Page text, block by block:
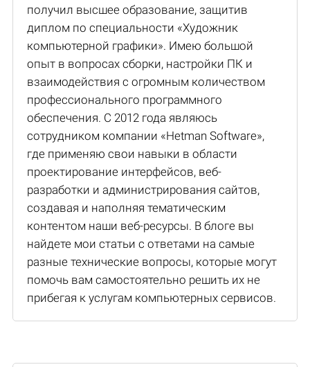
получил высшее образование, защитив
диплом по специальности «Художник
компьютерной графики». Имею большой
опыт в вопросах сборки, настройки ПК и
взаимодействия с огромным количеством
профессионального программного
обеспечения. С 2012 года являюсь
сотрудником компании «Hetman Software»,
где применяю свои навыки в области
проектирование интерфейсов, веб-
разработки и администрирования сайтов,
создавая и наполняя тематическим
контентом наши веб-ресурсы. В блоге вы
найдете мои статьи с ответами на самые
разные технические вопросы, которые могут
помочь вам самостоятельно решить их не
прибегая к услугам компьютерных сервисов.